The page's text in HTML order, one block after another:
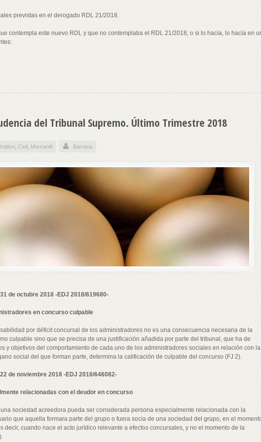
previstas en el derogado RDL 21/2018.
contempla este nuevo RDL y que no contemplaba el RDL 21/2018, o si lo hacía, lo hacía en
del Tribunal Supremo. Último Trimestre 2018
Civil Mercantil Barrasa
de octubre 2018 -EDJ 2018/619680-
en concurso culpable
por déficit concursal de los administradores no es una consecuencia necesaria de la
culpable sino que se precisa de una justificación añadida por parte del tribunal, que ha de
y objetivos del comportamiento de cada uno de los administradores sociales en relación con la
social del que forman parte, determina la calificación de culpable del concurso (FJ 2).
de noviembre 2018 -EDJ 2018/646082-
relacionadas con el deudor en concurso
sociedad acreedora pueda ser considerada persona especialmente relacionada con la
que aquella formara parte del grupo o fuera socia de una sociedad del grupo, en el
decir, cuando nace el acto jurídico relevante a efectos concursales, y no el momento de la